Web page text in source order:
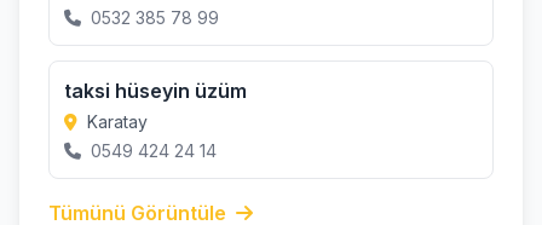
0532 385 78 99
taksi hüseyin üzüm
Karatay
0549 424 24 14
Tümünü Görüntüle